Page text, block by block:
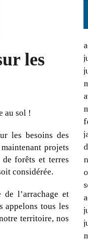
les
au sol !
les besoins des
projets
forêts et terres
considérée.
l’arrachage et
appelons tous les
territoire, nos